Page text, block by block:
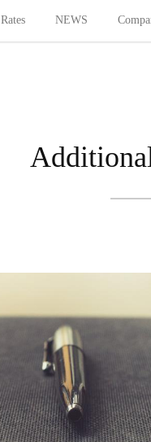
Rates NEWS